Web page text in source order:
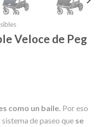
Veloce de Peg
como un baile. Por eso
de paseo que se